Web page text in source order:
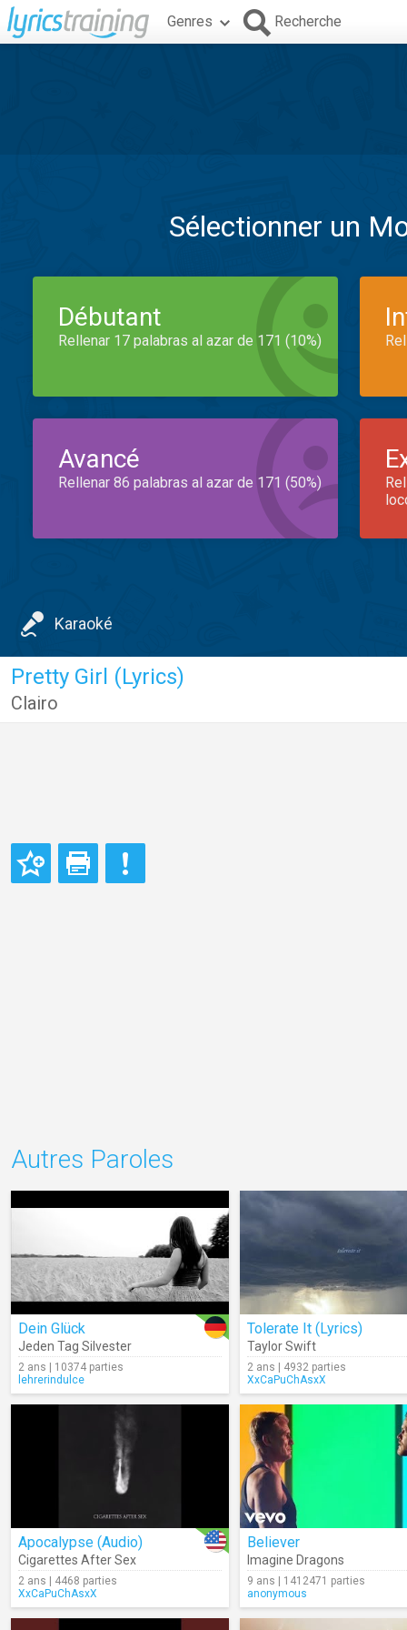
Genres Recherche
Sélectionner un
Débutant
Rellenar 17 palabras al azar de 171 (10%)
Avancé
Rellenar 86 palabras al azar de 171 (50%)
Karaoké
Pretty Girl (Lyrics)
Clairo
Autres Paroles
Dein Glück
Jeden Tag Silvester
2 ans | 10374 parties
lehrerindulce
Tolerate It (Lyrics)
Taylor Swift
2 ans | 4932 parties
XxCaPuChAsxX
Apocalypse (Audio)
Cigarettes After Sex
2 ans | 4468 parties
XxCaPuChAsxX
Believer
Imagine Dragons
9 ans | 1412471 parties
anonymous